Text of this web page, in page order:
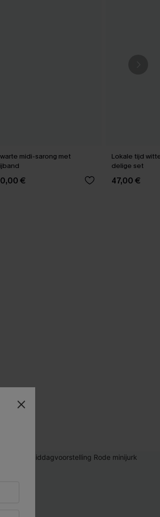
midi-sarong met
€
Lokale tijd
delige set
47,00 €